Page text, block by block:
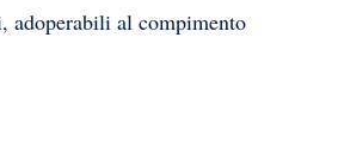
adoperabili al compimento